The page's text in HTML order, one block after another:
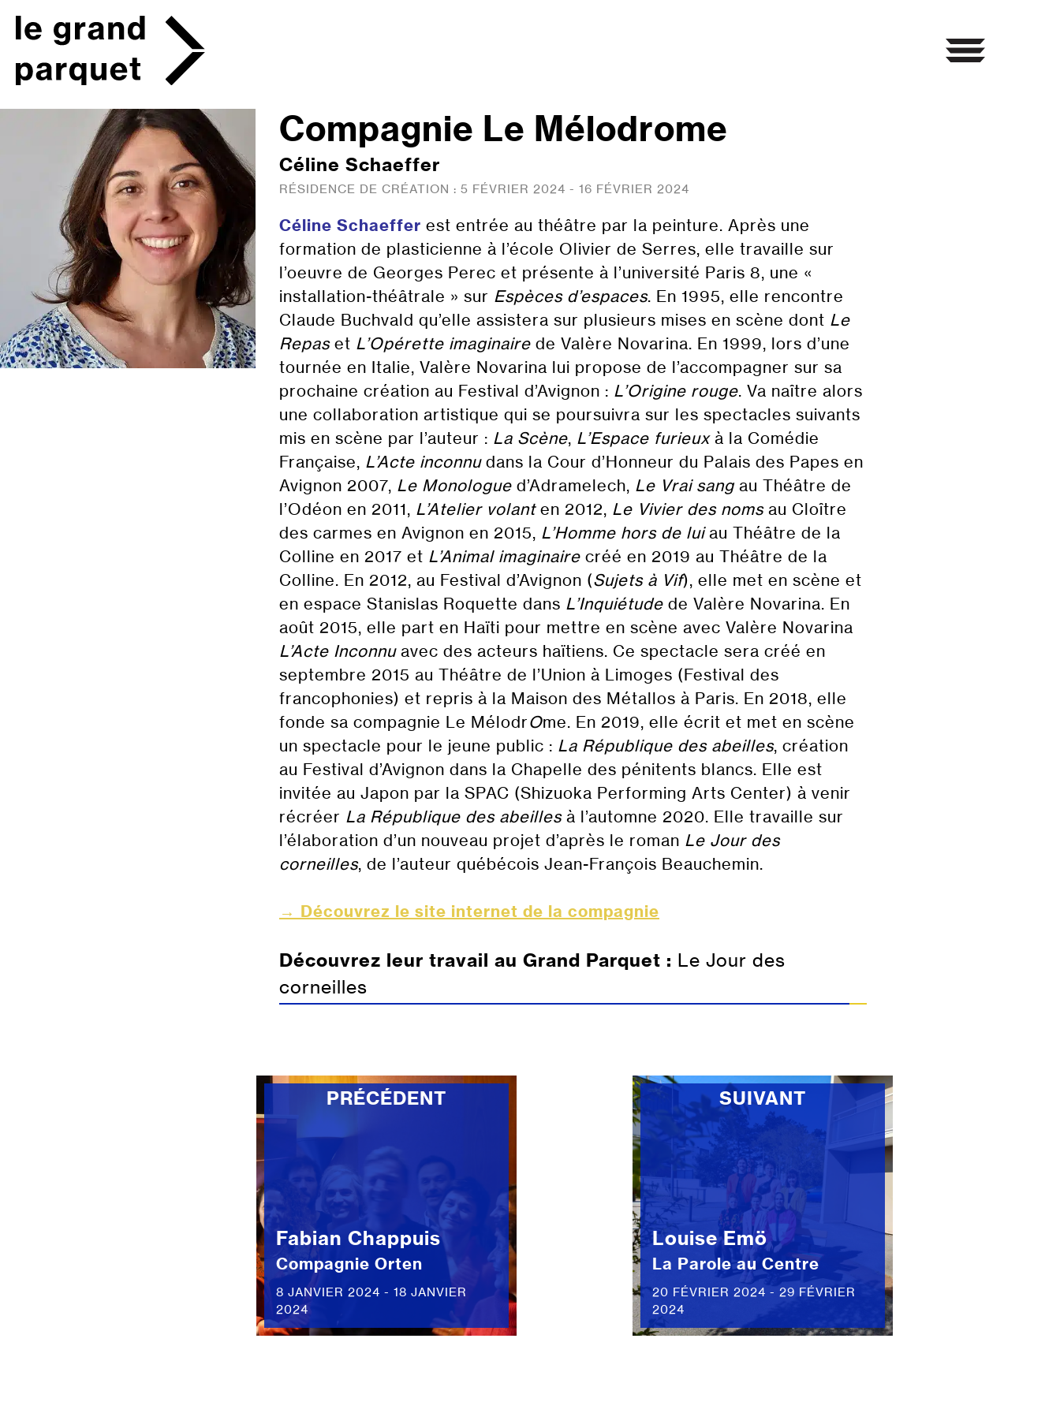
Skip
to
content
Compagnie Le Mélodrome
Céline Schaeffer
RÉSIDENCE DE CRÉATION : 5 FÉVRIER 2024 - 16 FÉVRIER 2024
Céline Schaeffer est entrée au théâtre par la peinture. Après une
formation de plasticienne à l’école Olivier de Serres, elle travaille sur
l’oeuvre de Georges Perec et présente à l’université Paris 8, une «
installation-théâtrale » sur Espèces d’espaces. En 1995, elle rencontre
Claude Buchvald qu’elle assistera sur plusieurs mises en scène dont Le
Repas et L’Opérette imaginaire de Valère Novarina. En 1999, lors d’une
tournée en Italie, Valère Novarina lui propose de l’accompagner sur sa
prochaine création au Festival d’Avignon : L’Origine rouge. Va naître alors
une collaboration artistique qui se poursuivra sur les spectacles suivants
mis en scène par l’auteur : La Scène, L’Espace furieux à la Comédie
Française, L’Acte inconnu dans la Cour d’Honneur du Palais des Papes en
Avignon 2007, Le Monologue d’Adramelech, Le Vrai sang au Théâtre de
l’Odéon en 2011, L’Atelier volant en 2012, Le Vivier des noms au Cloître
des carmes en Avignon en 2015, L’Homme hors de luiau Théâtre de la
Colline en 2017 et L’Animal imaginaire créé en 2019 au Théâtre de la
Colline. En 2012, au Festival d’Avignon (Sujets à Vif), elle met en scène et
en espace Stanislas Roquette dans L’Inquiétude de Valère Novarina. En
août 2015, elle part en Haïti pour mettre en scène avec Valère Novarina
L’Acte Inconnu avec des acteurs haïtiens. Ce spectacle sera créé en
septembre 2015 au Théâtre de l’Union à Limoges (Festival des
francophonies) et repris à la Maison des Métallos à Paris. En 2018, elle
fonde sa compagnie Le MélodrOme. En 2019, elle écrit et met en scène
un spectacle pour le jeune public : La République des abeilles, création
au Festival d’Avignon dans la Chapelle des pénitents blancs. Elle est
invitée au Japon par la SPAC (Shizuoka Performing Arts Center) à venir
récréer La République des abeilles à l’automne 2020. Elle travaille sur
l’élaboration d’un nouveau projet d’après le roman Le Jour des
corneilles, de l’auteur québécois Jean-François Beauchemin.
→ Découvrez le site internet de la compagnie
Découvrez leur travail au Grand Parquet : Le Jour des
corneilles
PRÉCÉDENT
Fabian Chappuis
Compagnie Orten
8 JANVIER 2024 - 18 JANVIER
2024
SUIVANT
Louise Emö
La Parole au Centre
20 FÉVRIER 2024 - 29 FÉVRIER
2024